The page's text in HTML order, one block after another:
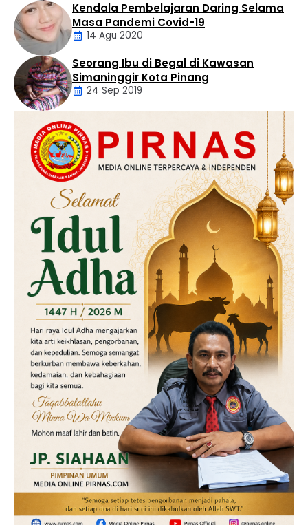
Daerah
Artikel
Kendala Pembelajaran Daring Selama
Masa Pandemi Covid-19
14 Agu 2020
Daerah
Hukum
Kriminal
Labusel
Seorang Ibu di Begal di Kawasan
Simaninggir Kota Pinang
24 Sep 2019